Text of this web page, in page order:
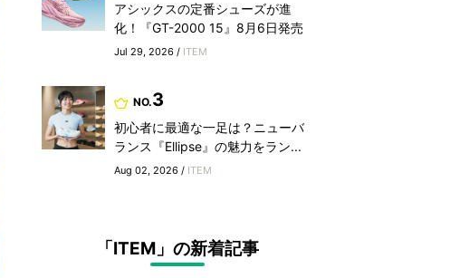
アシックスの定番シューズが進
化！『GT-2000 15』8月6日発売
Jul 29, 2026 / ITEM
NO.3
初心者に最適な一足は？ニューバ
ランス『Ellipse』の魅力をラン...
Aug 02, 2026 / ITEM
「ITEM」の新着記事